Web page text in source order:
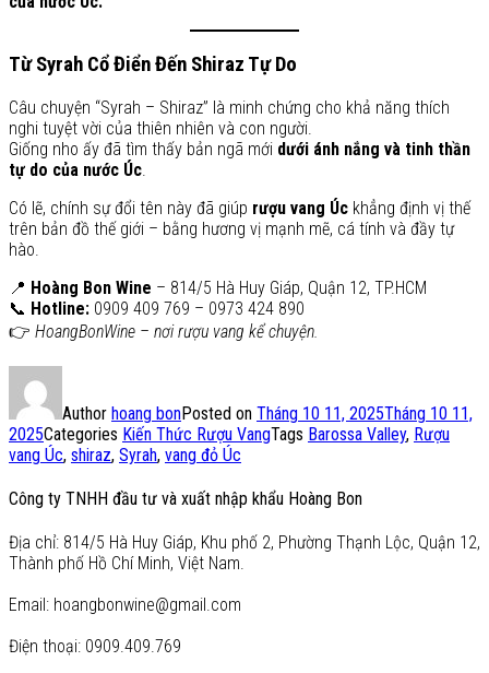
Từ Syrah Cổ Điển Đến Shiraz Tự Do
Câu chuyện “Syrah – Shiraz” là minh chứng cho khả năng thích
nghi tuyệt vời của thiên nhiên và con người.
Giống nho ấy đã tìm thấy bản ngã mới dưới ánh nắng và tinh thần
tự do của nước Úc
Có lẽ, chính sự đổi tên này đã giúp rượu vang Úc khẳng định vị thế
trên bản đồ thế giới – bằng hương vị mạnh mẽ, cá tính và đầy tự
hào.
📍 Hoàng Bon Wine – 814/5 Hà Huy Giáp, Quận 12, TP.HCM
📞 Hotline: 0909 409 769 – 0973 424 890
👉 HoangBonWine – nơi rượu vang kể chuyện.
Author hoang bonPosted on Tháng 10 11, 2025Tháng 10 11,
2025Categories Kiến Thức Rượu VangTags Barossa Valley, Rượu
vang Úc, shiraz, Syrah, vang đỏ Úc
Công ty TNHH đầu tư và xuất nhập khẩu Hoàng Bon
Địa chỉ: 814/5 Hà Huy Giáp, Khu phố 2, Phường Thạnh Lộc, Quận 12,
Thành phố Hồ Chí Minh, Việt Nam.
Email: hoangbonwine@gmail.com
Điện thoại: 0909.409.769